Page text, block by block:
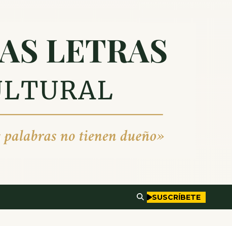
SUSCRÍBETE